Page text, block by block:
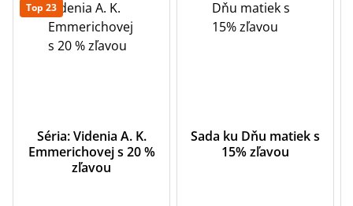
Top 23
Séria: Videnia A. K.
Emmerichovej s 20 %
zľavou
Sada ku Dňu matiek s
15% zľavou